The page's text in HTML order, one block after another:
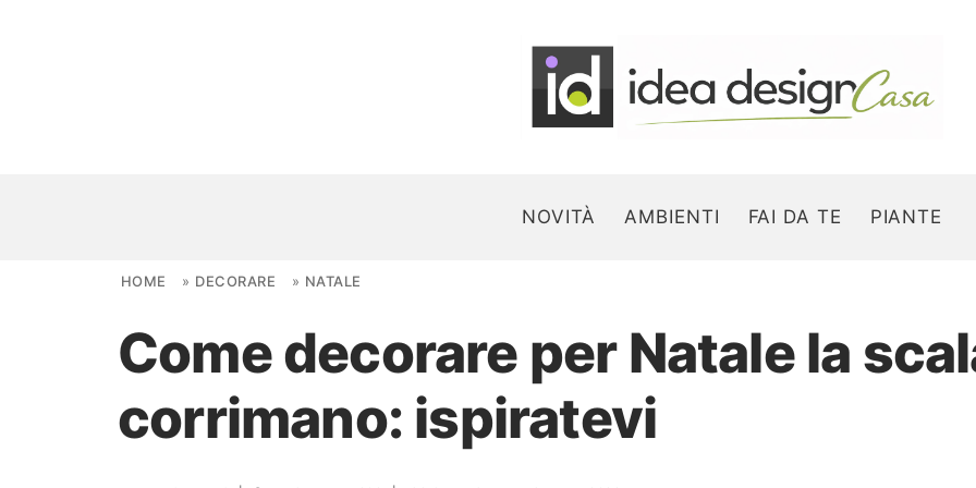
NOVITÀ AMBIENTI FAI DA TE PIANTE
Search for:
NOVITÀ
AMBIENTI
HOME » DECORARE » NATALE
Come decorare per Natale la
corrimano: ispiratevi